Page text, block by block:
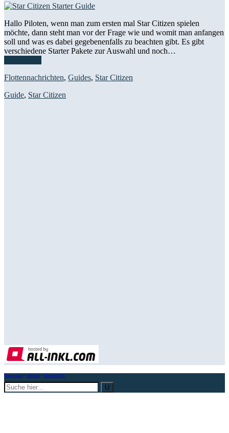
Hallo Piloten, wenn man zum ersten mal Star Citizen spielen
möchte, dann steht man vor der Frage wie und womit man anfangen
soll und was es dabei gegebenenfalls zu beachten gibt. Es gibt
verschiedene Starter Pakete zur Auswahl und noch…
Flottennachrichten, Guides, Star Citizen
Guide, Star Citizen
Impressum – Sitemap – Datenschutz